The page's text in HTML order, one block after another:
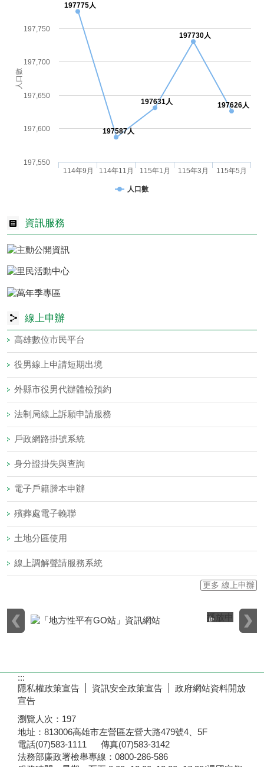
人口數
197775人
197587人
197631人
197730人
197626人
人口數
114年9月 114年11月 115年1月 115年3月 115年5月
197,550
197,600
197,650
197,700
197,750
資訊服務
線上申辦
高雄數位市民平台
役男線上申請短期出境
外縣市役男代辦體檢預約
法制局線上訴願申請服務
戶政網路掛號系統
身分證掛失與查詢
電子戶籍謄本申辦
殯葬處電子輓聯
土地分區使用
線上調解聲請服務系統
更多 線上申辦
播放中
換 :::
隱私權政策宣告
資訊安全政策宣告
政府網站資料開放
宣告
瀏覽人次： 197
地址：813006高雄市左營區左營大路479號4、5F
電話(07)583-1111 傳真(07)583-3142
法務部廉政署檢舉專線：0800-286-586